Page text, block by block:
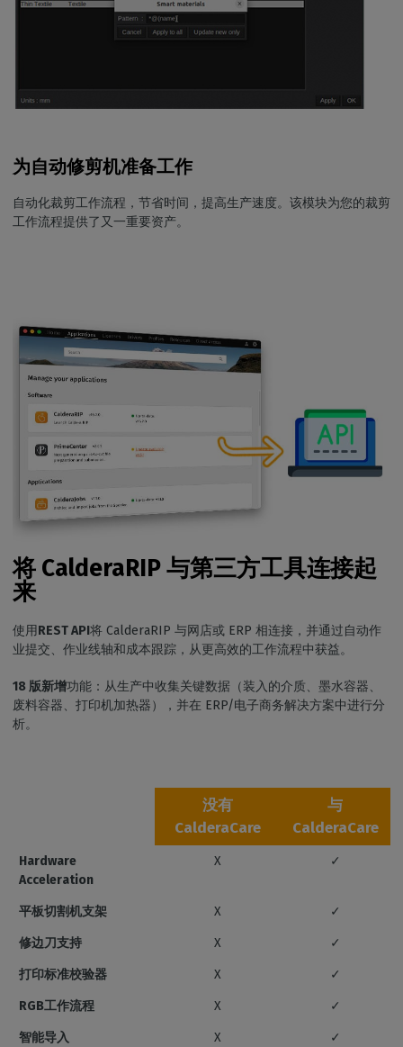
为自动修剪机准备工作
自动化裁剪工作流程，节省时间，提高生产速度。该模块为您的裁剪
工作流程提供了又一重要资产。
将 CalderaRIP 与第三方工具连接起
来
使用REST API将 CalderaRIP 与网店或 ERP 相连接，并通过自动作
业提交、作业线轴和成本跟踪，从更高效的工作流程中获益。
18 版新增功能：从生产中收集关键数据（装入的介质、墨水容器、
废料容器、打印机加热器），并在 ERP/电子商务解决方案中进行分
析。
没有
CalderaCare
与
CalderaCare
Hardware
Acceleration
X ✓
平板切割机支架 X ✓
修边刀支持 X ✓
打印标准校验器 X ✓
RGB工作流程 X ✓
智能导入 X ✓